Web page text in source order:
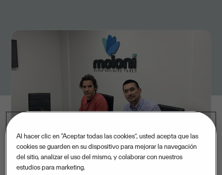
Al hacer clic en “Aceptar todas las cookies”, usted acepta que las
cookies se guarden en su dispositivo para mejorar la navegación
del sitio, analizar el uso del mismo, y colaborar con nuestros
estudios para marketing.